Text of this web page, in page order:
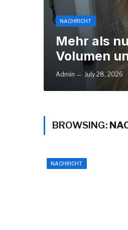
NACHRICHT
Mehr als
Volumen
Admin July 28, 2026
BROWSING:
NACHRICHT